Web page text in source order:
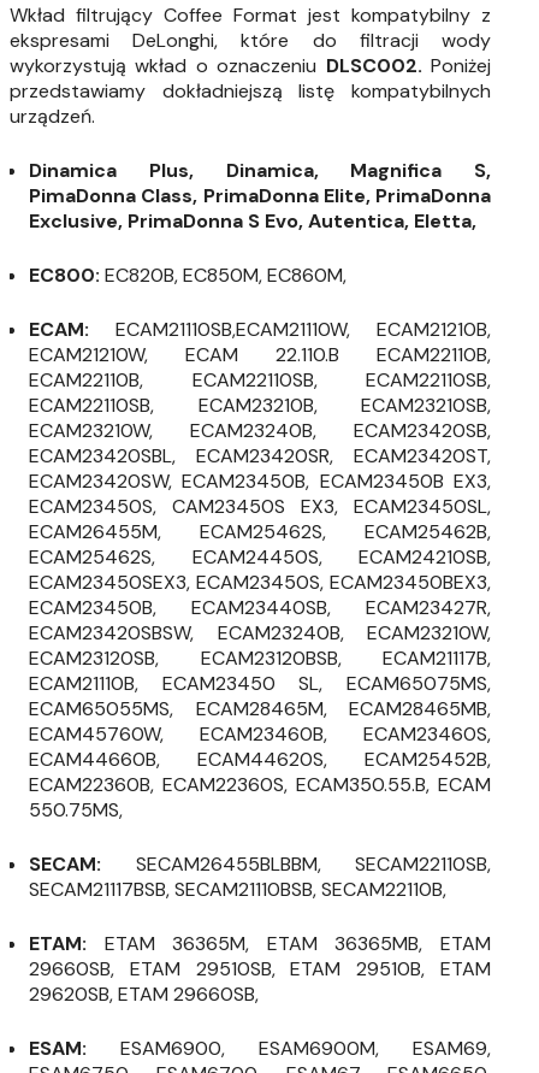
Wkład filtrujący Coffee Format jest kompatybilny z
ekspresami DeLonghi, które do filtracji wody
wykorzystują wkład o oznaczeniu DLSC002. Poniżej
przedstawiamy dokładniejszą listę kompatybilnych
urządzeń.
Dinamica Plus, Dinamica, Magnifica S,
PimaDonna Class, PrimaDonna Elite, PrimaDonna
Exclusive, PrimaDonna S Evo, Autentica, Eletta,
EC800: EC820B, EC850M, EC860M,
ECAM: ECAM21110SB,ECAM21110W, ECAM21210B,
ECAM21210W, ECAM 22.110.B ECAM22110B,
ECAM22110B, ECAM22110SB, ECAM22110SB,
ECAM22110SB, ECAM23210B, ECAM23210SB,
ECAM23210W, ECAM23240B, ECAM23420SB,
ECAM23420SBL, ECAM23420SR, ECAM23420ST,
ECAM23420SW, ECAM23450B, ECAM23450B EX3,
ECAM23450S, CAM23450S EX3, ECAM23450SL,
ECAM26455M, ECAM25462S, ECAM25462B,
ECAM25462S, ECAM24450S, ECAM24210SB,
ECAM23450SEX3, ECAM23450S, ECAM23450BEX3,
ECAM23450B, ECAM23440SB, ECAM23427R,
ECAM23420SBSW, ECAM23240B, ECAM23210W,
ECAM23120SB, ECAM23120BSB, ECAM21117B,
ECAM21110B, ECAM23450 SL, ECAM65075MS,
ECAM65055MS, ECAM28465M, ECAM28465MB,
ECAM45760W, ECAM23460B, ECAM23460S,
ECAM44660B, ECAM44620S, ECAM25452B,
ECAM22360B, ECAM22360S, ECAM350.55.B, ECAM
550.75MS,
SECAM: SECAM26455BLBBM, SECAM22110SB,
SECAM21117BSB, SECAM21110BSB, SECAM22110B,
ETAM: ETAM 36365M, ETAM 36365MB, ETAM
29660SB, ETAM 29510SB, ETAM 29510B, ETAM
29620SB, ETAM 29660SB,
ESAM: ESAM6900, ESAM6900M, ESAM69,